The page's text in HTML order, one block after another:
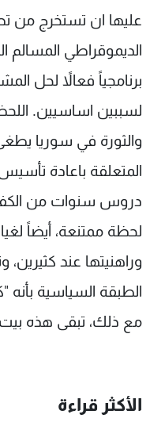
عليها ان تستخرج من
الديموقراطي المسالم
برنامجياً فعالاً لحل
لسببين اساسيين.
والثورة في سوريا
المتعلقة باعادة
دروس سنوات من
لحظة ممتنعة، أيضاً
وراهنيتها عند
الطبقة السياسية بأنه
مع ذلك، تبقى هذه
الأكثر قراءة